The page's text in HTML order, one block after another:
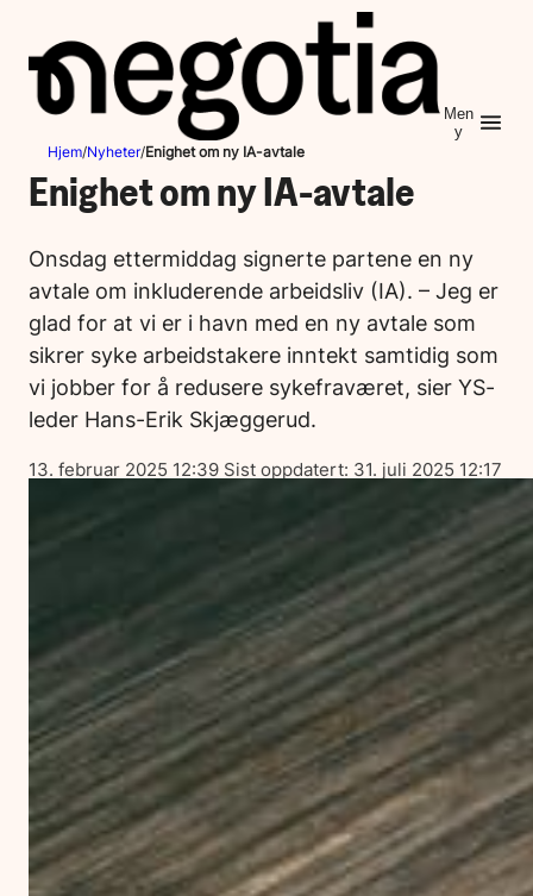
innhold
Men
y
Hjem/Nyheter/Enighet om ny IA-avtale
Enighet om ny IA-avtale
Onsdag ettermiddag signerte partene en ny
avtale om inkluderende arbeidsliv (IA). – Jeg er
glad for at vi er i havn med en ny avtale som
sikrer syke arbeidstakere inntekt samtidig som
vi jobber for å redusere sykefraværet, sier YS-
leder Hans-Erik Skjæggerud.
Lagt
ut
13. februar 2025 12:39 Sist oppdatert: 31. juli 2025 12:17